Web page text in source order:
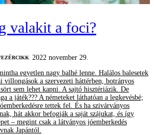
valakit a foci?
2022 november 29.
egyetlen nagy balhé lenne. Halálos balesetek
villongások a szervezeti háttérben, botrányos
sem lehet kapni. A sajtó hisztériázik. De
a játék??? A németeket láthatóan a legkevésbé;
tettek fel. És ha szivárványos
hát akkor befogják a saját szájukat, és így
– megint csak a látványos jóemberkedés
Japántól.